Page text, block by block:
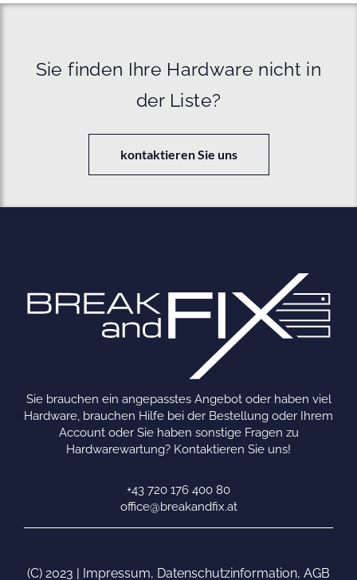
Sie finden Ihre Hardware nicht in
der Liste?
kontaktieren Sie uns
Sie brauchen ein angepasstes Angebot oder haben viel
Hardware, brauchen Hilfe bei der Bestellung oder Ihrem
Account oder Sie haben sonstige Fragen zu
Hardwarewartung? Kontaktieren Sie uns!
+43 720 176 400 80
office@breakandfix.at
(C) 2023 | Impressum, Datenschutzinformation, AGB